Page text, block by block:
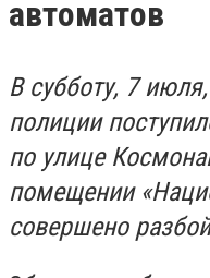
автоматов
В субботу, 7
полиции
по улице
помещении
совершено